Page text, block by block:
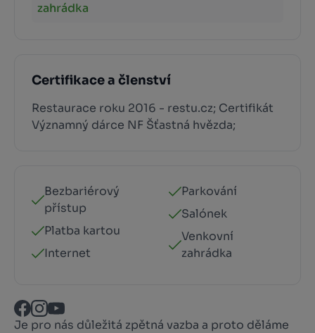
zahrádka
Certifikace a členství
Restaurace roku 2016 - restu.cz; Certifikát
Významný dárce NF Šťastná hvězda;
Bezbariérový
přístup
Platba kartou
Internet
Parkování
Salónek
Venkovní
zahrádka
Je pro nás důležitá zpětná vazba a proto děláme